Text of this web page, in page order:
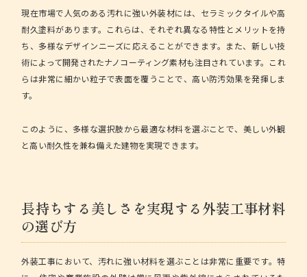
現在市場で人気のある汚れに強い外装材には、セラミックタイルや高
耐久塗料があります。これらは、それぞれ異なる特性とメリットを持
ち、多様なデザインニーズに応えることができます。また、新しい技
術によって開発されたナノコーティング素材も注目されています。これ
らは非常に細かい粒子で表面を覆うことで、高い防汚効果を発揮しま
す。
このように、多様な選択肢から最適な材料を選ぶことで、美しい外観
と高い耐久性を兼ね備えた建物を実現できます。
長持ちする美しさを実現する外装工事材料
の選び方
外装工事において、汚れに強い材料を選ぶことは非常に重要です。特